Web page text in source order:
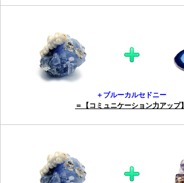
＋ブルーカルセドニー
＝【コミュニケーション力アップ】